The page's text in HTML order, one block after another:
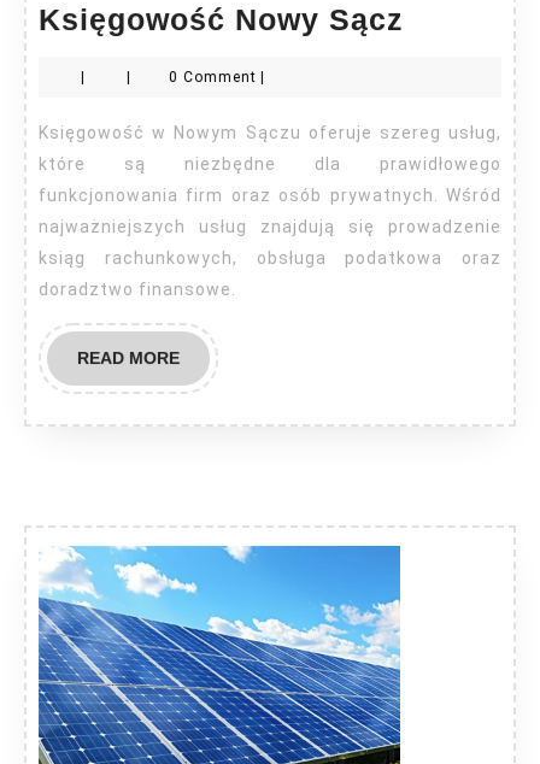
Księgowość Nowy Sącz
0 Comment
Księgowość w Nowym Sączu oferuje szereg usług,
które są niezbędne dla prawidłowego
funkcjonowania firm oraz osób prywatnych. Wśród
najważniejszych usług znajdują się prowadzenie
ksiąg rachunkowych, obsługa podatkowa oraz
doradztwo finansowe.
READ MOREREAD
MORE